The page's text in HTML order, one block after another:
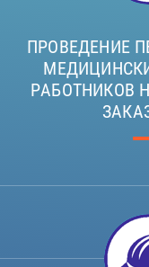
ПРОВЕДЕНИЕ
РАБОТНИКОВ